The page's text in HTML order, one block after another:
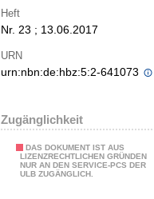
Heft
Nr. 23 ; 13.06.2017
URN
urn:nbn:de:hbz:5:2-641073
Zugänglichkeit
DAS DOKUMENT IST AUS
LIZENZRECHTLICHEN GRÜNDEN
NUR AN DEN SERVICE-PCS DER
ULB ZUGÄNGLICH.